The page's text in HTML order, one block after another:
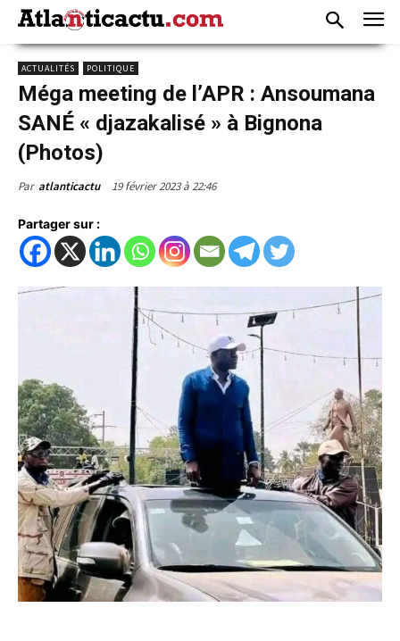
ACTUALITÉS POLITIQUE
Méga meeting de l’APR : Ansoumana
SANÉ « djazakalisé » à Bignona
(Photos)
Par atlanticactu 19 février 2023 à 22:46
Partager sur :